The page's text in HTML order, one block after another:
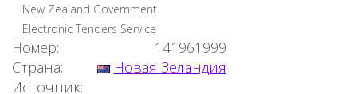
New Zealand Government
Electronic Tenders Service
Номер:
141961999
Страна:
Новая Зеландия
Источник: